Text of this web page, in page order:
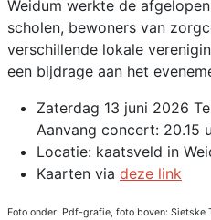
Weidum werkte de
scholen, bewoners van
verschillende lokale
een bijdrage aan het
Zaterdag 13 juni 2026
Aanvang concert: 20.15
Locatie: kaatsveld in
Kaarten via deze link
Foto onder: Pdf-grafie, foto boven: Sietske